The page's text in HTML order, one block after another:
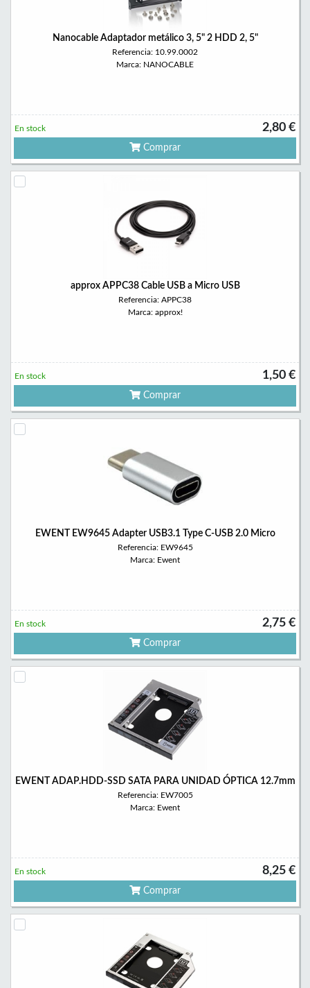
Nanocable Adaptador metálico 3, 5" 2 HDD 2, 5"
Referencia: 10.99.0002
Marca: NANOCABLE
2,80 €
En stock
Comprar
approx APPC38 Cable USB a Micro USB
Referencia: APPC38
Marca: approx!
1,50 €
En stock
Comprar
EWENT EW9645 Adapter USB3.1 Type C-USB 2.0 Micro
Referencia: EW9645
Marca: Ewent
2,75 €
En stock
Comprar
EWENT ADAP.HDD-SSD SATA PARA UNIDAD ÓPTICA 12.7mm
Referencia: EW7005
Marca: Ewent
8,25 €
En stock
Comprar